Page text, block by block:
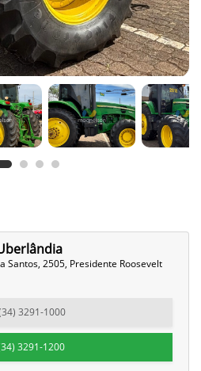
Santos, 2505, Presidente Roosevelt
3291-1000
3291-1200